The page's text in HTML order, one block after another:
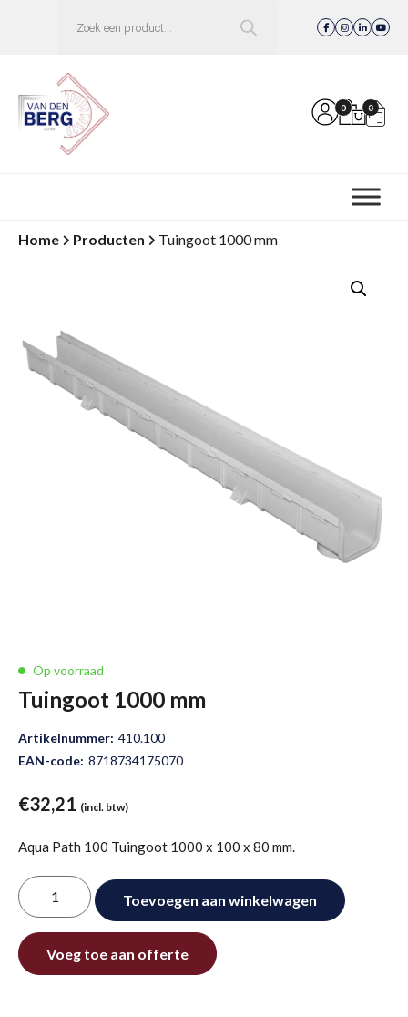
zoeken
0 0
Home Producten Tuingoot 1000 mm
Op voorraad
Tuingoot 1000 mm
Artikelnummer: 410.100
EAN-code: 8718734175070
€32,21 (incl. btw)
Aqua Path 100 Tuingoot 1000 x 100 x 80 mm.
Tuingoot
1000
mm
aantal
Toevoegen aan winkelwagen
Voeg toe aan offerte
Alternative: